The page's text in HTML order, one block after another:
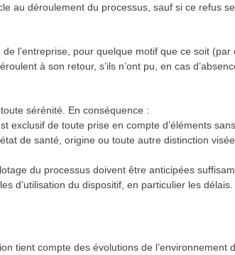
au déroulement du processus, sauf si ce refus
l’entreprise, pour quelque motif que ce soit
à son retour, s’ils n’ont pu, en cas
sérénité. En conséquence :
exclusif de toute prise en compte d’éléments
de santé, origine ou toute autre distinction
du processus doivent être anticipées
d’utilisation du dispositif, en particulier les délais.
tient compte des évolutions de l’environnement